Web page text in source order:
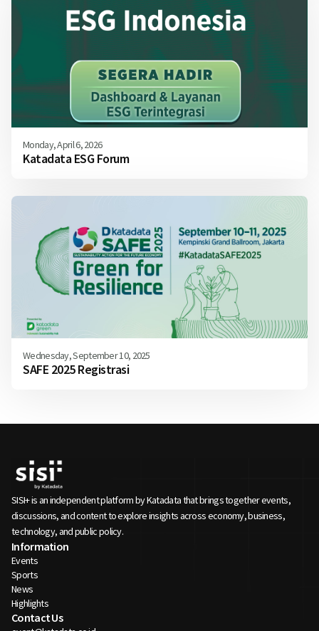
Monday, April 6, 2026
Katadata ESG Forum
Wednesday, September 10, 2025
SAFE 2025 Registrasi
SISI+ is an independent platform by Katadata that brings together events,
discussions, and content to explore insights across economy, business,
technology, and public policy.
Information
Events
Sports
News
Highlights
Contact Us